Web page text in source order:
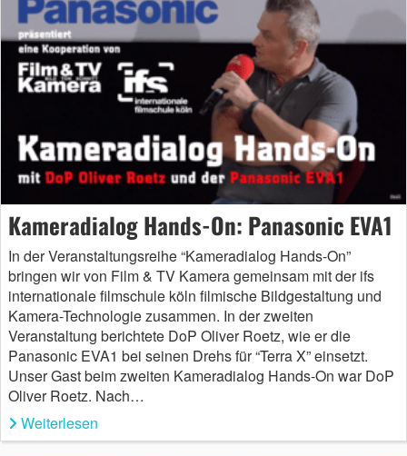
Kameradialog Hands-On: Panasonic EVA1
In der Veranstaltungsreihe “Kameradialog Hands-On”
bringen wir von Film & TV Kamera gemeinsam mit der ifs
internationale filmschule köln filmische Bildgestaltung und
Kamera-Technologie zusammen. In der zweiten
Veranstaltung berichtete DoP Oliver Roetz, wie er die
Panasonic EVA1 bei seinen Drehs für “Terra X” einsetzt.
Unser Gast beim zweiten Kameradialog Hands-On war DoP
Oliver Roetz. Nach…
Weiterlesen